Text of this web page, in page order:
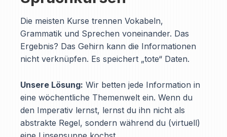
Die meisten Kurse trennen Vokabeln,
Grammatik und Sprechen voneinander. Das
Ergebnis? Das Gehirn kann die Informationen
nicht verknüpfen. Es speichert „tote“ Daten.
Unsere Lösung: Wir betten jede Information in
eine wöchentliche Themenwelt ein. Wenn du
den Imperativ lernst, lernst du ihn nicht als
abstrakte Regel, sondern während du (virtuell)